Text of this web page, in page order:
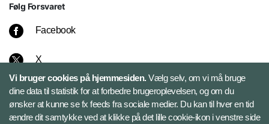
Følg Forsvaret
Facebook
X
Instagram
Bluesky
Vi bruger cookies på hjemmesiden.Vælg selv, om vi må bruge
dine data til statistik for at forbedre brugeroplevelsen, og om du
ønsker at kunne se fx feeds fra sociale medier. Du kan til hver en tid
ændre dit samtykke ved at klikke på det lille cookie-ikon i venstre side